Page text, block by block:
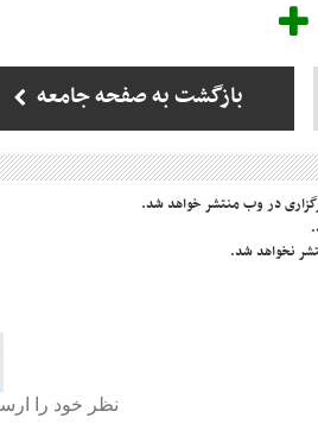
بازگشت به صفحه جامعه
در وب منتشر خواهد شد.
نخواهد شد.